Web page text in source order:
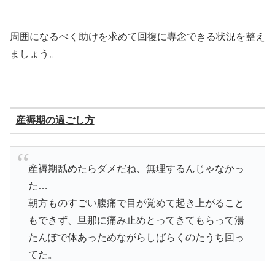
周囲になるべく助けを求めて回復に専念できる状況を整え
ましょう。
産褥期の過ごし方
産褥期舐めたらダメだね、無理するんじゃなかっ
た…
朝方ものすごい腹痛で目が覚めて起き上がること
もできず、旦那に痛み止めとってきてもらって湯
たんぽで体あっためながらしばらくのたうち回っ
てた。